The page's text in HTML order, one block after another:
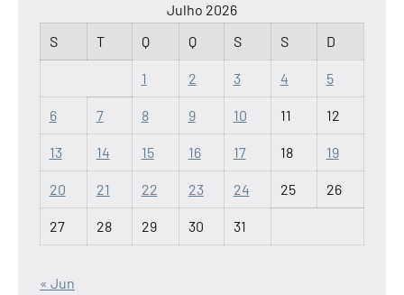
Julho 2026
S
T Q Q S S D
1 2 3 4 5
6 7 8 9 10 11 12
13 14 15 16 17 18 19
20 21 22 23 24 25 26
27 28 29 30 31
« Jun